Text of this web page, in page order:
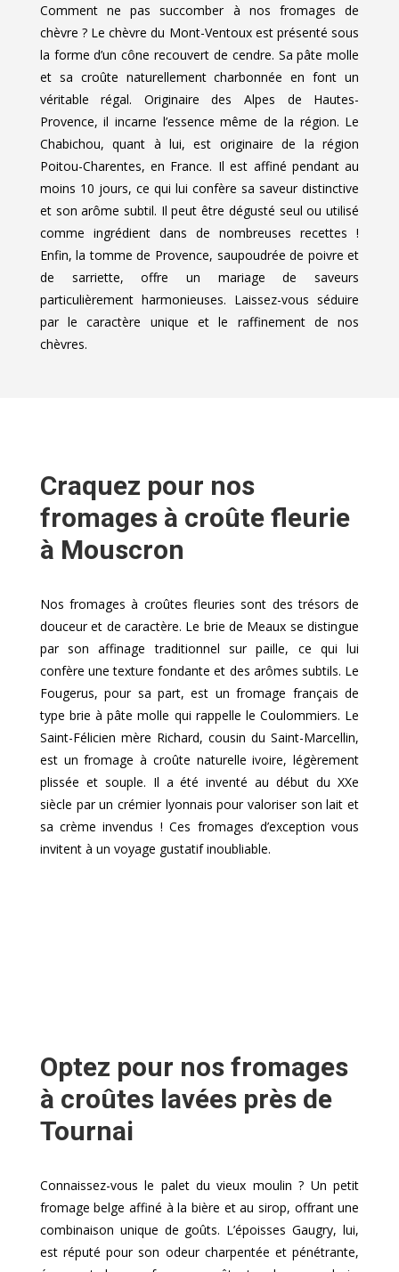
Comment ne pas succomber à nos fromages de
chèvre ? Le chèvre du Mont-Ventoux est présenté sous
la forme d’un cône recouvert de cendre. Sa pâte molle
et sa croûte naturellement charbonnée en font un
véritable régal. Originaire des Alpes de Hautes-
Provence, il incarne l’essence même de la région. Le
Chabichou, quant à lui, est originaire de la région
Poitou-Charentes, en France. Il est affiné pendant au
moins 10 jours, ce qui lui confère sa saveur distinctive
et son arôme subtil. Il peut être dégusté seul ou utilisé
comme ingrédient dans de nombreuses recettes !
Enfin, la tomme de Provence, saupoudrée de poivre et
de sarriette, offre un mariage de saveurs
particulièrement harmonieuses. Laissez-vous séduire
par le caractère unique et le raffinement de nos
chèvres.
Craquez pour nos
fromages à croûte fleurie
à Mouscron
Nos fromages à croûtes fleuries sont des trésors de
douceur et de caractère. Le brie de Meaux se distingue
par son affinage traditionnel sur paille, ce qui lui
confère une texture fondante et des arômes subtils. Le
Fougerus, pour sa part, est un fromage français de
type brie à pâte molle qui rappelle le Coulommiers. Le
Saint-Félicien mère Richard, cousin du Saint-Marcellin,
est un fromage à croûte naturelle ivoire, légèrement
plissée et souple. Il a été inventé au début du XXe
siècle par un crémier lyonnais pour valoriser son lait et
sa crème invendus ! Ces fromages d’exception vous
invitent à un voyage gustatif inoubliable.
Optez pour nos fromages
à croûtes lavées près de
Tournai
Connaissez-vous le palet du vieux moulin ? Un petit
fromage belge affiné à la bière et au sirop, offrant une
combinaison unique de goûts. L’époisses Gaugry, lui,
est réputé pour son odeur charpentée et pénétrante,